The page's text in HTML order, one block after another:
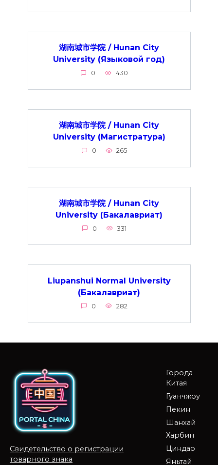
湖南城市学院 / Hunan City
University (Языковой год)
0 430
湖南城市学院 / Hunan City
University (Магистратура)
0 265
湖南城市学院 / Hunan City
University (Бакалавриат)
0 331
Liupanshui Normal University
(Бакалавриат)
0 282
Свидетельство о регистрации
товарного знака
Города
Китая
Гуанчжоу
Пекин
Шанхай
Харбин
Циндао
Яньтай